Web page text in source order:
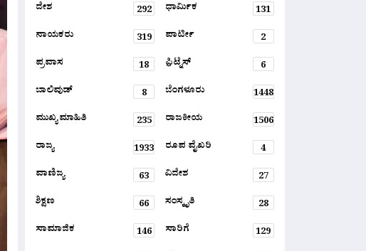
ದೇಶ
292 ಧಾರ್ಮಿಕ
131
ನಾಯಕರು
319 ಪಾರ್ಟೀ
2
ಪ್ರವಾಸ
18 ಫ಼ಿಟ್ನೆಸ್
6
ಬಾಲಿವುಡ್
8 ಬೆಂಗಳೂರು
1448
ಮುಖ್ಯ ಮಾಹಿತಿ
235 ರಾಜಕೀಯ
1506
ರಾಜ್ಯ
1933 ರೂಪ ವೈಖರಿ
4
ವಾಣಿಜ್ಯ
63 ವಿದೇಶ
27
ಶಿಕ್ಷಣ
66 ಸಂಸ್ಕೃತಿ
28
ಸಾಮಾಜಿಕ
146 ಸಾರಿಗೆ
129